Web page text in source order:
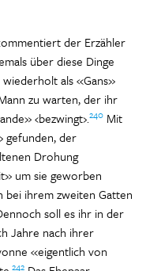
der Erzähler
über diese Dinge
wiederholt als «Gans»
zu warten, der ihr
‹bezwingt›.240 Mit
gefunden, der
Drohung
um sie geworben
bei ihrem zweiten Gatten
soll es ihr in der
Jahre nach ihrer
«eigentlich von
242